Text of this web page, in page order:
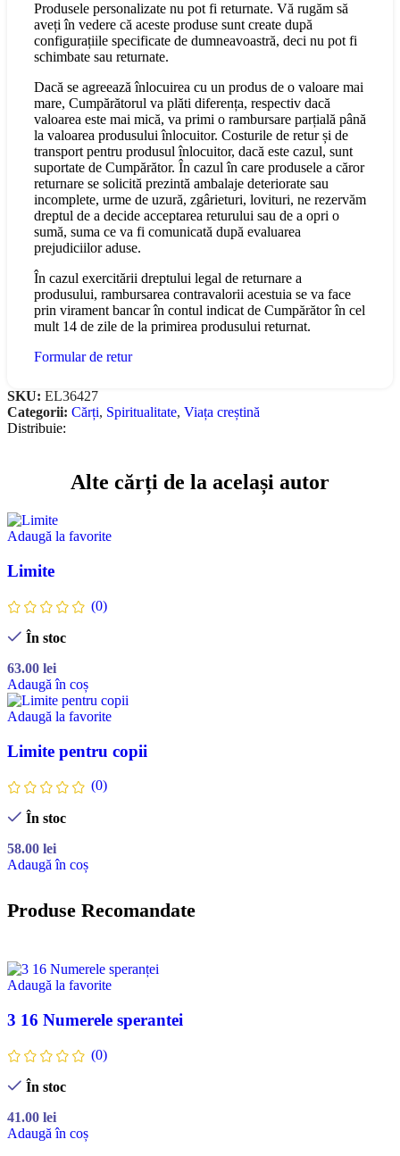
Produsele personalizate nu pot fi returnate. Vă rugăm să
aveți în vedere că aceste produse sunt create după
configurațiile specificate de dumneavoastră, deci nu pot fi
schimbate sau returnate.
Dacă se agreează înlocuirea cu un produs de o valoare mai
mare, Cumpărătorul va plăti diferența, respectiv dacă
valoarea este mai mică, va primi o rambursare parțială până
la valoarea produsului înlocuitor. Costurile de retur și de
transport pentru produsul înlocuitor, dacă este cazul, sunt
suportate de Cumpărător. În cazul în care produsele a căror
returnare se solicită prezintă ambalaje deteriorate sau
incomplete, urme de uzură, zgârieturi, lovituri, ne rezervăm
dreptul de a decide acceptarea returului sau de a opri o
sumă, suma ce va fi comunicată după evaluarea
prejudiciilor aduse.
În cazul exercitării dreptului legal de returnare a
produsului, rambursarea contravalorii acestuia se va face
prin virament bancar în contul indicat de Cumpărător în cel
mult 14 de zile de la primirea produsului returnat.
Formular de retur
SKU: EL36427
Categorii: Cărți, Spiritualitate, Viața creștină
Distribuie:
Alte cărți de la același autor
Adaugă la favorite
Limite
(0)
În stoc
63.00 lei
Adaugă în coș
Adaugă la favorite
Limite pentru copii
(0)
În stoc
58.00 lei
Adaugă în coș
Produse Recomandate
Adaugă la favorite
3 16 Numerele sperantei
(0)
În stoc
41.00 lei
Adaugă în coș